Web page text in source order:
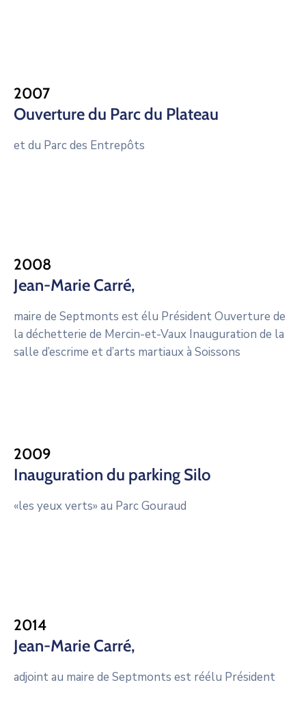
2007
Ouverture du Parc du Plateau
et du Parc des Entrepôts
2008
Jean-Marie Carré,
maire de Septmonts est élu Président Ouverture de
la déchetterie de Mercin-et-Vaux Inauguration de la
salle d’escrime et d’arts martiaux à Soissons
2009
Inauguration du parking Silo
«les yeux verts» au Parc Gouraud
2014
Jean-Marie Carré,
adjoint au maire de Septmonts est réélu Président